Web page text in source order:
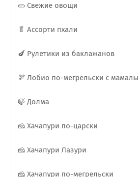
🥒 Свежие овощи
🥬 Ассорти пхали
🍆 Рулетики из баклажанов
🫘 Лобио по-мегрельски с
🍃 Долма
🧀 Хачапури по-царски
🧀 Хачапури Лазури
🧀 Хачапури по-мегрельски